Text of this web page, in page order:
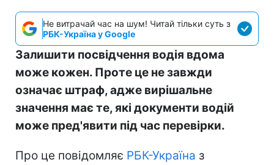
Не витрачай час на шум! Читай тільки суть з
РБК-Україна у Google
Залишити посвідчення водія вдома
може кожен. Проте це не завжди
означає штраф, адже вирішальне
значення має те, які документи водій
може пред'явити під час перевірки.
Про це повідомляє РБК-Україна з